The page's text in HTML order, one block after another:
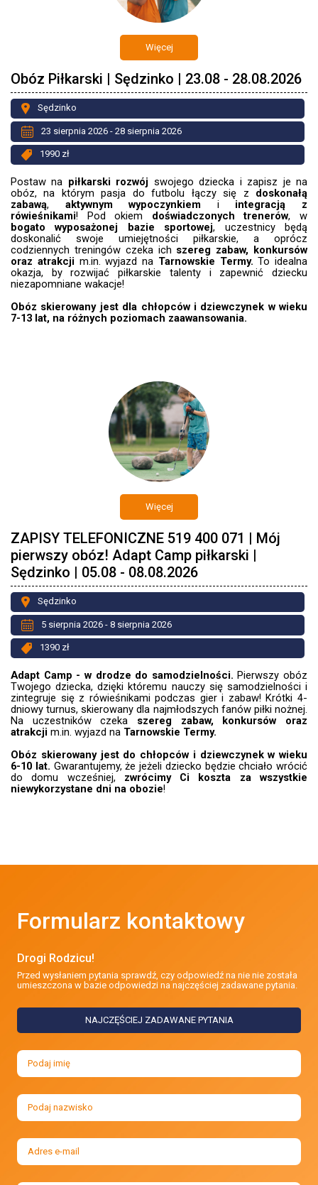
Więcej
Obóz Piłkarski | Sędzinko | 23.08 - 28.08.2026
Sędzinko
23 sierpnia 2026 - 28 sierpnia 2026
1990 zł
Postaw na piłkarski rozwój swojego dziecka i zapisz je na
obóz, na którym pasja do futbolu łączy się z doskonałą
zabawą, aktywnym wypoczynkiem i integracją z
rówieśnikami! Pod okiem doświadczonych trenerów, w
bogato wyposażonej bazie sportowej, uczestnicy będą
doskonalić swoje umiejętności piłkarskie, a oprócz
codziennych treningów czeka ich szereg zabaw, konkursów
oraz atrakcji m.in. wyjazd na Tarnowskie Termy. To idealna
okazja, by rozwijać piłkarskie talenty i zapewnić dziecku
niezapomniane wakacje!
Obóz skierowany jest dla chłopców i dziewczynek w wieku
7-13 lat, na różnych poziomach zaawansowania.
Więcej
ZAPISY TELEFONICZNE 519 400 071 | Mój
pierwszy obóz! Adapt Camp piłkarski |
Sędzinko | 05.08 - 08.08.2026
Sędzinko
5 sierpnia 2026 - 8 sierpnia 2026
1390 zł
Adapt Camp - w drodze do samodzielności.Pierwszy obóz
Twojego dziecka, dzięki któremu nauczy się samodzielności i
zintegruje się z rówieśnikami podczas gier i zabaw! Krótki 4-
dniowy turnus, skierowany dla najmłodszych fanów piłki nożnej.
Na uczestników czeka szereg zabaw, konkursów oraz
atrakcji m.in. wyjazd na Tarnowskie Termy.
Obóz skierowany jest do chłopców i dziewczynek w wieku
6-10 lat. Gwarantujemy, że jeżeli dziecko będzie chciało wrócić
do domu wcześniej, zwrócimy Ci koszta za wszystkie
niewykorzystane dni na obozie!
Formularz kontaktowy
Drogi Rodzicu!
Przed wysłaniem pytania sprawdź, czy odpowiedź na nie nie została
umieszczona w bazie odpowiedzi na najczęściej zadawane pytania.
NAJCZĘŚCIEJ ZADAWANE PYTANIA